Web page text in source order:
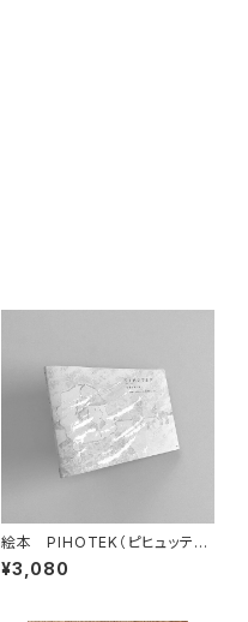
絵本 PIHOTEK（ピヒュッティ）
北極を風と歩く
¥3,080